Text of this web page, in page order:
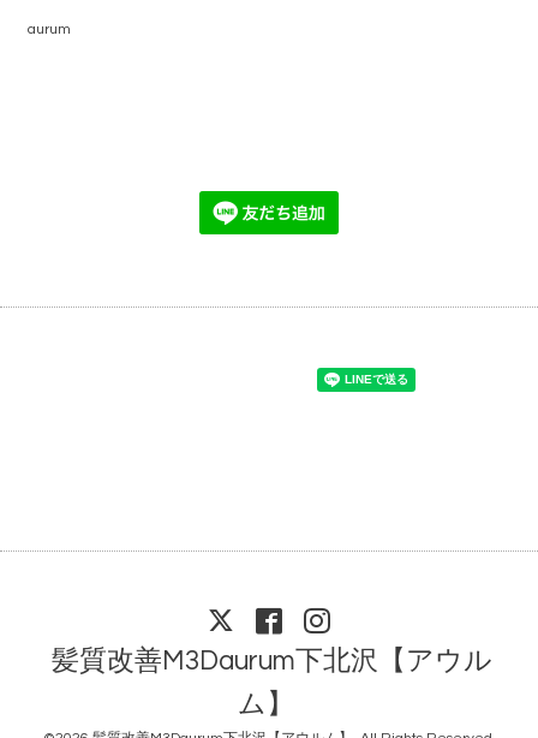
aurum
髪質改善M3Daurum下北沢【アウル
ム】